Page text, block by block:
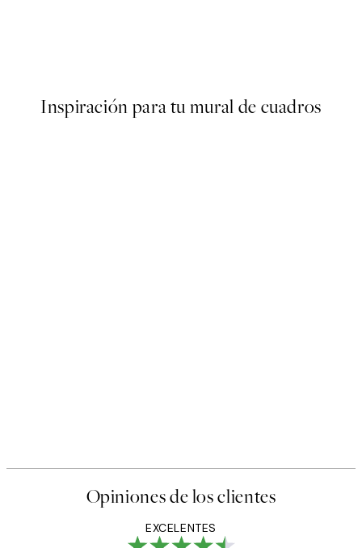
Inspiración para tu mural de cuadros
Opiniones de los clientes
EXCELENTES